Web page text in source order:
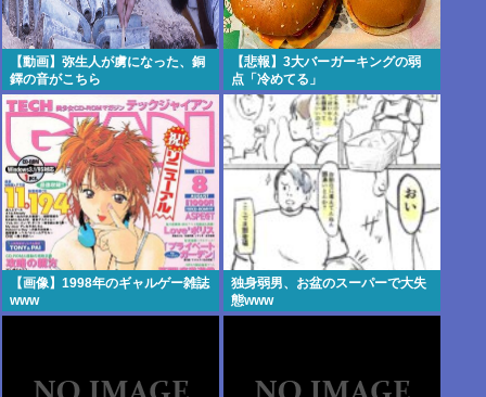
【動画】弥生人が虜になった、銅
鐸の音がこちら
【悲報】3大バーガーキングの弱
点「冷めてる」
【画像】1998年のギャルゲー雑誌
www
独身弱男、お盆のスーパーで大失
態www